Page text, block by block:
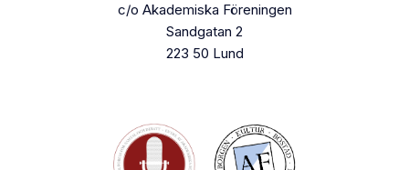
c/o Akademiska Föreningen
Sandgatan 2
223 50 Lund